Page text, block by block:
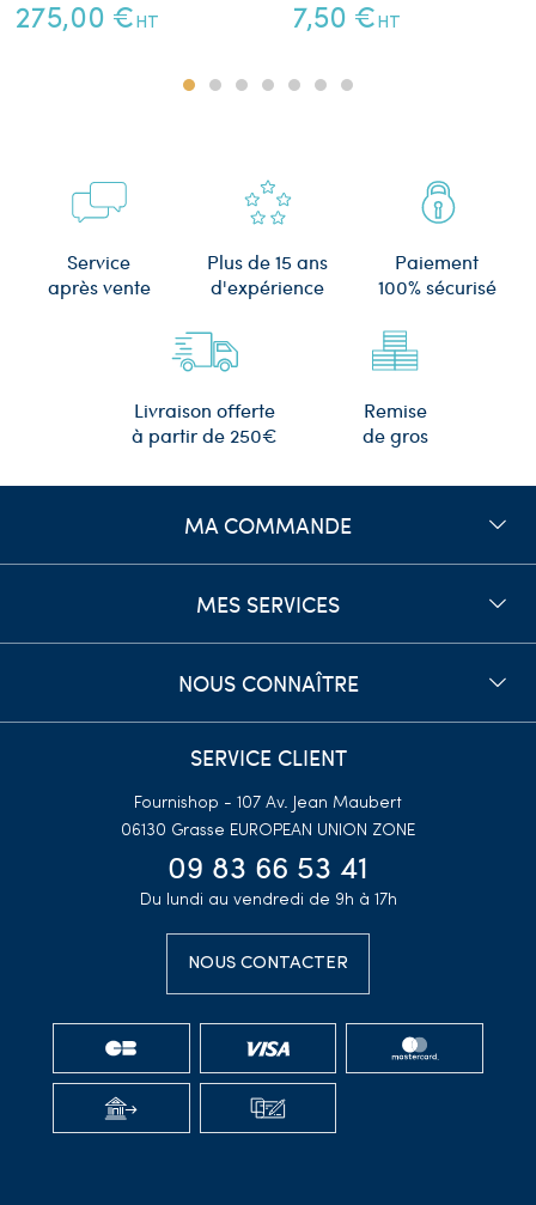
275,00 € HT 7,50 € HT
Service
après vente
Plus de 15 ans
d'expérience
Paiement
100% sécurisé
Livraison offerte
à partir de 250€
Remise
de gros
MA COMMANDE
MES SERVICES
NOUS CONNAÎTRE
SERVICE CLIENT
Fournishop - 107 Av. Jean Maubert
06130 Grasse EUROPEAN UNION ZONE
09 83 66 53 41
Du lundi au vendredi de 9h à 17h
NOUS CONTACTER